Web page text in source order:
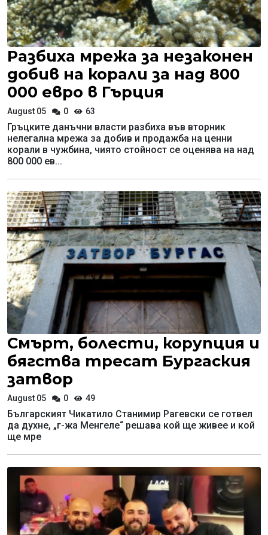
Разбиха мрежа за незаконен
добив на корали за над 800
000 евро в Гърция
August 05 0 63
Гръцките данъчни власти разбиха във вторник
нелегална мрежа за добив и продажба на ценни
корали в чужбина, чиято стойност се оценява на над
800 000 ев...
Смърт, болести, корупция и
бягства тресат Бургаския
затвор
August 05 0 49
Българският Чикатило Станимир Рагевски се готвел
да духне, „г-жа Менгеле“ решава кой ще живее и кой
ще мре